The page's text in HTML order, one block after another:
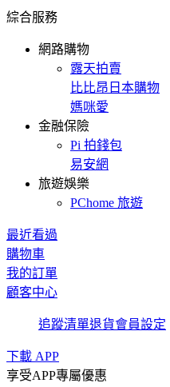
綜合服務
網路購物
露天拍賣
比比昂日本購物
媽咪愛
金融保險
Pi 拍錢包
易安網
旅遊娛樂
PChome 旅遊
最近看過
購物車
我的訂單
顧客中心
追蹤清單退貨會員設定
下載 APP
享受APP專屬優惠